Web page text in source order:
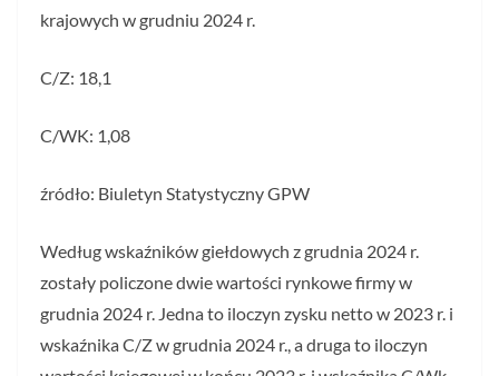
krajowych w grudniu 2024 r.
C/Z: 18,1
C/WK: 1,08
źródło: Biuletyn Statystyczny GPW
Według wskaźników giełdowych z grudnia 2024 r.
zostały policzone dwie wartości rynkowe firmy w
grudnia 2024 r. Jedna to iloczyn zysku netto w 2023 r. i
wskaźnika C/Z w grudnia 2024 r., a druga to iloczyn